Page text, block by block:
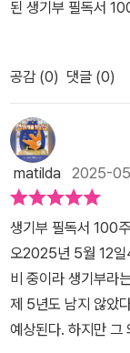
교실 밖으로 연계하
따로 있다 이 책은 학
건 진로와 관련된 책
것’이라는 생각이다.
시도를 하는 것보다
통합적 사고 역량을
나 과제연구 같은 후
위한 목적으로, 교과
하고 그럴듯한 결과
을 하게 된 동기와
는 것이 중요하다. 이
떤 영향을 줄 수 있
의 '동물 농장' 은 권
을 제공하며, 알베르
법 유지의 단점이라
법소년임을 알고 범
이가 오토바이 절도
다”고 발언한다면..
회 계열편에서는 낯
나인존중, 소통, 협
을 알려주는 데일카
으로 봐야할 도서
한 가치는 ‘왜 읽어
된 생기부 필독서
자를 둔 현 고1 학
기 중간고사의 충격
시험도 시험이지만
학부모 엄마는 생기
는 진로와 연관된 도
결과물을 제출하는
로로 연결~~'아직
이 확정되지 않은 아
가 난관이더라구요
수능시험을 친 후에
선택했었는데..고1이
목들을 지정해서 수
공감 (0) 댓글 (0)
matilda 2025-
생기부 필독서 100
오2025년 5월 12
비 중이라 생기부라
제 5년도 남지 않았
예상된다. 하지만 그